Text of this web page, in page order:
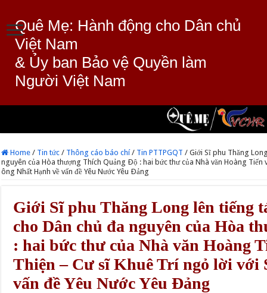
Quê Mẹ: Hành động cho Dân chủ
Việt Nam
& Ủy ban Bảo vệ Quyền làm
Người Việt Nam
Home / Tin tức / Thông cáo báo chí / Tin PTTPGQT / Giới Sĩ phu Thăng
nguyên của Hòa thượng Thích Quảng Ðộ : hai bức thư của Nhà văn Hoàng Tiến
ông Nhất Hạnh về vấn đề Yêu Nước Yêu Ðảng
Giới Sĩ phu Thăng Long lên tiếng
cho Dân chủ đa nguyên của Hòa
: hai bức thư của Nhà văn Hoàng
Thiện – Cư sĩ Khuê Trí ngỏ lời với
vấn đề Yêu Nước Yêu Ðảng